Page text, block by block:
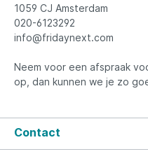
1059 CJ Amsterdam
020-6123292
info@fridaynext.com
Neem voor een afspraak
op, dan kunnen we je zo
Contact